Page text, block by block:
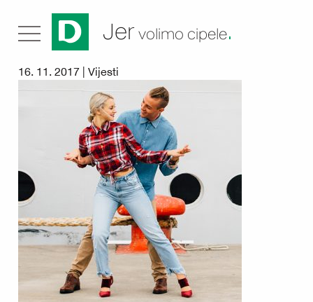
Jer volimo cipele.
16. 11. 2017 | Vijesti